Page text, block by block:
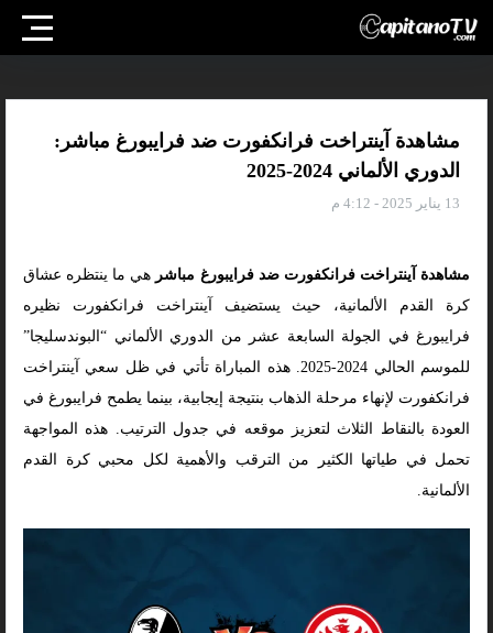
مشاهدة آينتراخت فرانكفورت ضد فرايبورغ مباشر:
الدوري الألماني 2024-2025
13 يناير 2025 - 4:12 م
مشاهدة آينتراخت فرانكفورت ضد فرايبورغ مباشر هي ما ينتظره عشاق
كرة القدم الألمانية، حيث يستضيف آينتراخت فرانكفورت نظيره
فرايبورغ في الجولة السابعة عشر من الدوري الألماني “البوندسليجا”
للموسم الحالي 2024-2025. هذه المباراة تأتي في ظل سعي آينتراخت
فرانكفورت لإنهاء مرحلة الذهاب بنتيجة إيجابية، بينما يطمح فرايبورغ في
العودة بالنقاط الثلاث لتعزيز موقعه في جدول الترتيب. هذه المواجهة
تحمل في طياتها الكثير من الترقب والأهمية لكل محبي كرة القدم
الألمانية.